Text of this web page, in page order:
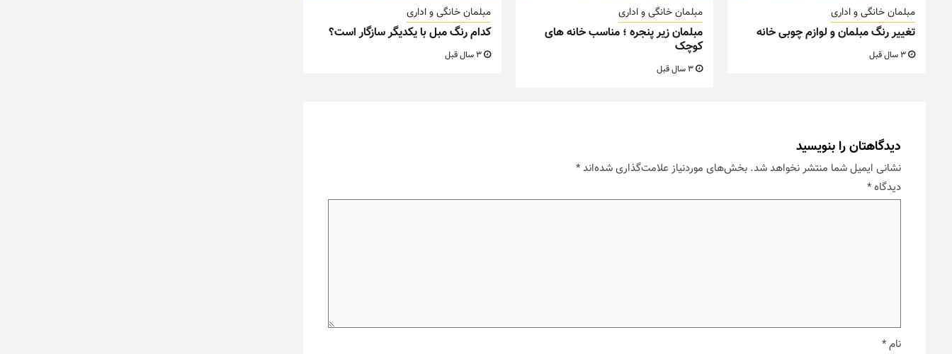
مبلمان خانگی و اداری
تغییر رنگ مبلمان و لوازم چوبی خانه
مبلمان خانگی و اداری
مبلمان زیر پنجره ؛ مناسب خانه های
کوچک
3 سال قبل
مبلمان خانگی و اداری
کدام رنگ مبل با یکدیگر سازگار است؟
3 سال قبل
دیدگاهتان را بنویسید
نشانی ایمیل شما منتشر نخواهد شد. بخش‌های موردنیاز علامت‌گذاری شده‌اند*
دیدگاه*
نام*